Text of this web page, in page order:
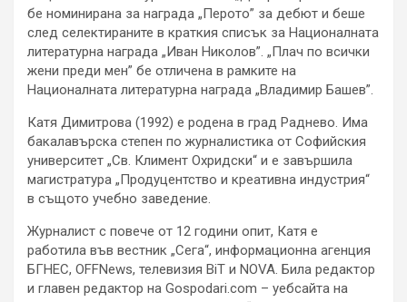
бе номинирана за награда „Перото” за дебют и беше
след селектираните в краткия списък за Националната
литературна награда „Иван Николов”. „Плач по всички
жени преди мен” бе отличена в рамките на
Националната литературна награда „Владимир Башев”.
Катя Димитрова (1992) е родена в град Раднево. Има
бакалавърска степен по журналистика от Софийския
университет „Св. Климент Охридски“ и е завършила
магистратура „Продуцентство и креативна индустрия“
в същото учебно заведение.
Журналист с повече от 12 години опит, Катя е
работила във вестник „Сега“, информационна агенция
БГНЕС, OFFNews, телевизия BiT и NOVA. Била редактор
и главен редактор на Gospodari.com – уебсайта на